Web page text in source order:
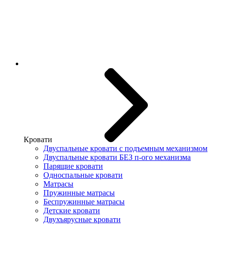
Кровати
Двуспальные кровати с подъемным механизмом
Двуспальные кровати БЕЗ п-ого механизма
Парящие кровати
Односпальные кровати
Матрасы
Пружинные матрасы
Беспружинные матрасы
Детские кровати
Двухъярусные кровати